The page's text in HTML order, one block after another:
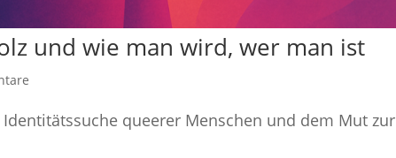
und wie man wird, wer man ist
queerer Menschen und dem Mut zur